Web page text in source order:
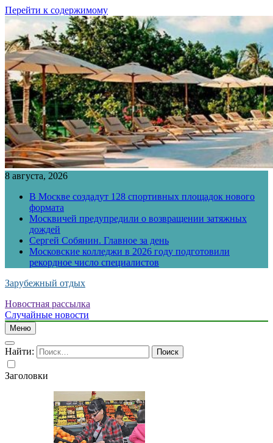
Перейти к содержимому
8 августа, 2026
В Москве создадут 128 спортивных площадок нового
формата
Москвичей предупредили о возвращении затяжных
дождей
Сергей Собянин. Главное за день
Московские колледжи в 2026 году подготовили
рекордное число специалистов
Зарубежный отдых
Новостная рассылка
Случайные новости
Меню
Найти:
Заголовки